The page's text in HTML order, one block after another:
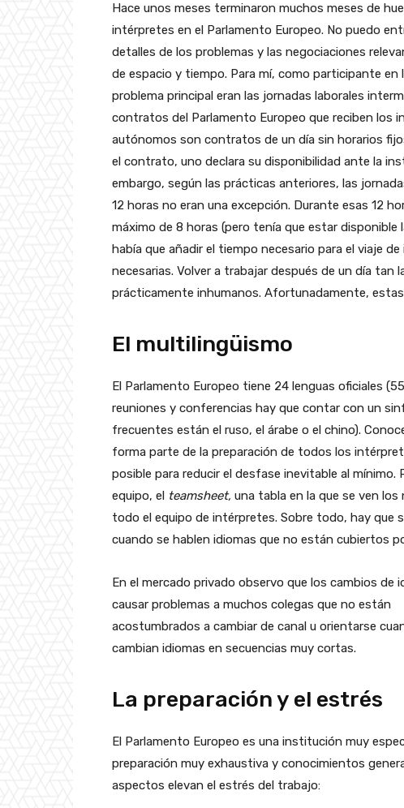
Hace unos meses terminaron muchos meses de
intérpretes en el Parlamento Europeo. No puedo
detalles de los problemas y las negociaciones
de espacio y tiempo. Para mí, como participante en
problema principal eran las jornadas laborales
contratos del Parlamento Europeo que reciben los
autónomos son contratos de un día sin horarios
el contrato, uno declara su disponibilidad ante la
embargo, según las prácticas anteriores, las
12 horas no eran una excepción. Durante esas 12
máximo de 8 horas (pero tenía que estar disponible
había que añadir el tiempo necesario para el viaje
necesarias. Volver a trabajar después de un día tan
prácticamente inhumanos. Afortunadamente,
El multilingüismo
El Parlamento Europeo tiene 24 lenguas oficiales
reuniones y conferencias hay que contar con un
frecuentes están el ruso, el árabe o el chino).
forma parte de la preparación de todos los
posible para reducir el desfase inevitable al
equipo, el teamsheet, una tabla en la que se ven
todo el equipo de intérpretes. Sobre todo, hay que
cuando se hablen idiomas que no están cubiertos
En el mercado privado observo que los cambios de
causar problemas a muchos colegas que no están
acostumbrados a cambiar de canal u orientarse
cambian idiomas en secuencias muy cortas.
La preparación y el estrés
El Parlamento Europeo es una institución muy
preparación muy exhaustiva y conocimientos
aspectos elevan el estrés del trabajo: